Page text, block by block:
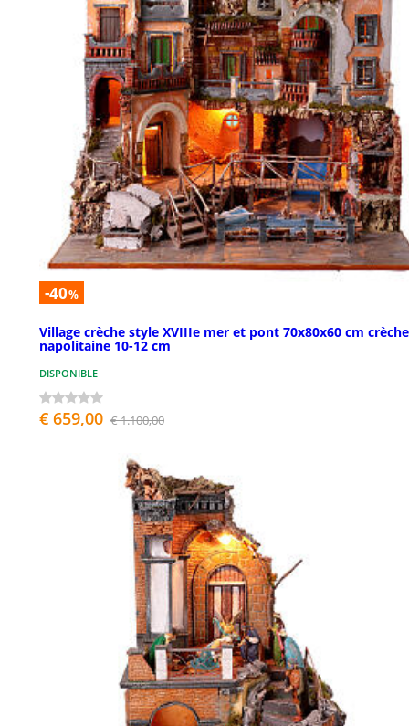
-40%
Village crèche style XVIIIe mer et pont 70x80x60 cm crèche
napolitaine 10-12 cm
DISPONIBLE
€ 659,00 € 1.100,00